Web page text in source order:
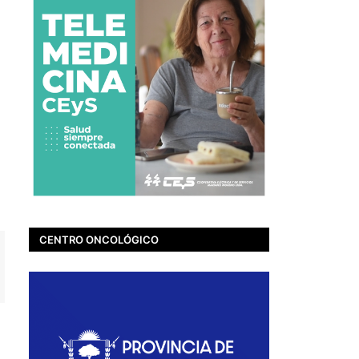
CENTRO ONCOLÓGICO